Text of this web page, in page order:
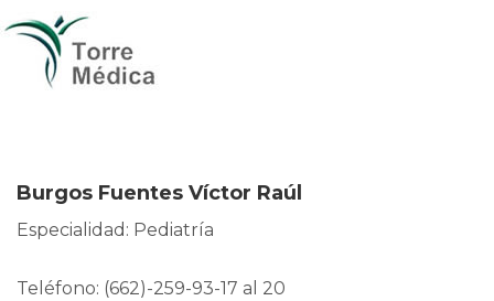
Burgos Fuentes Víctor Raúl
Especialidad: Pediatría
Teléfono: (662)-259-93-17 al 20